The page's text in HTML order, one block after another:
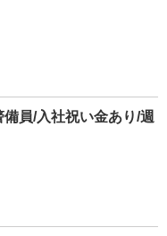
員/入社祝い金あり/週